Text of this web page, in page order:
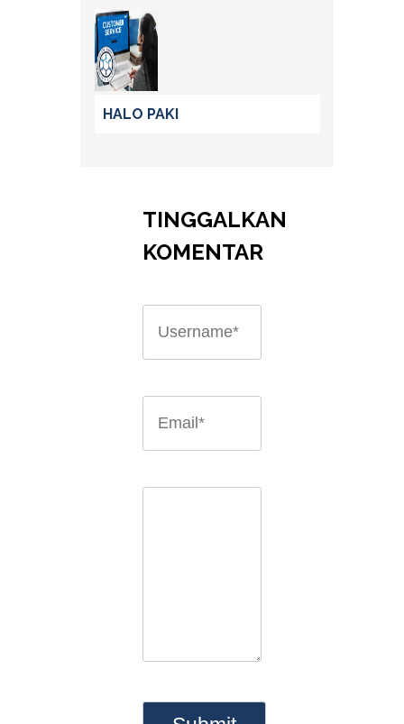
HALO PAKI
TINGGALKAN
KOMENTAR